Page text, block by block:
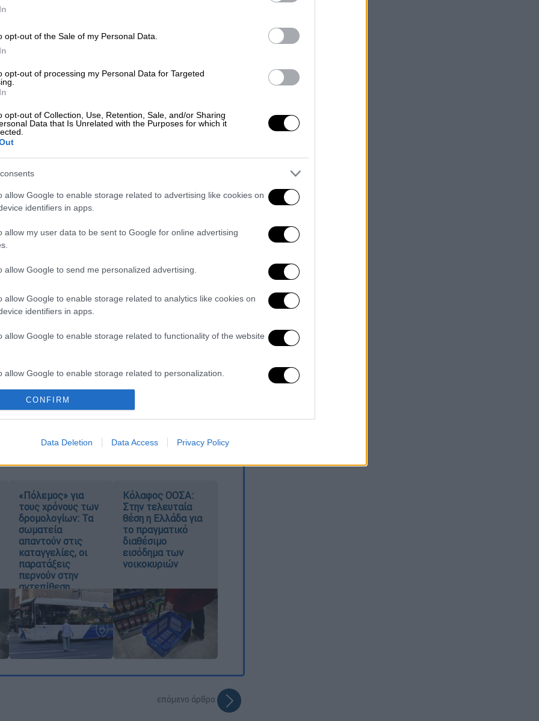
opt-out of the Sale of my Personal Data.
opt-out of processing my Personal Data for Targeted
opt-out of Collection, Use, Retention, Sale, and/or Sharing
Data that Is Unrelated with the Purposes for which it
allow Google to enable storage related to advertising like cookies on
identifiers in apps.
allow my user data to be sent to Google for online advertising
allow Google to send me personalized advertising.
allow Google to enable storage related to analytics like cookies on
identifiers in apps.
allow Google to enable storage related to functionality of the website
allow Google to enable storage related to personalization.
allow Google to enable storage related to security, including
CONFIRM
Data Deletion Data Access Privacy Policy
το ΕΘΝΟΣ στη Google
, που υπεβλήθη νωρίτερα σε χειρουργική
στοΝοσοκομείο Ευαγγελισμόςαπό τις
σε χειρουργική επέμβαση, μεταφέρθηκε
Αρχιεπισκόπου Αλβανίας
κ.κ Αναστάσιος υπεβλήθη εκτάκτως
αιμορραγικού επεισοδίου και
στη ΜΕΘ. Οι επόμενες 48 ώρες
«Πόλεμος» για
τους χρόνους των
δρομολογίων: Τα
σωματεία
απαντούν στις
καταγγελίες, οι
παρατάξεις
περνούν στην
αντεπίθεση
Κόλαφος ΟΟΣΑ:
Στην τελευταία
θέση η Ελλάδα για
το πραγματικό
διαθέσιμο
εισόδημα των
νοικοκυριών
επόμενο άρθρο